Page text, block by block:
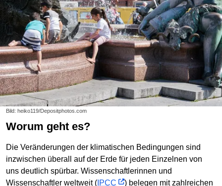
Bild: heiko119/Depositphotos.com
Worum geht es?
Die Veränderungen der klimatischen Bedingungen sind
inzwischen überall auf der Erde für jeden Einzelnen von
uns deutlich spürbar. Wissenschaftlerinnen und
Wissenschaftler weltweit ( IPCC
) belegen mit zahlreichen